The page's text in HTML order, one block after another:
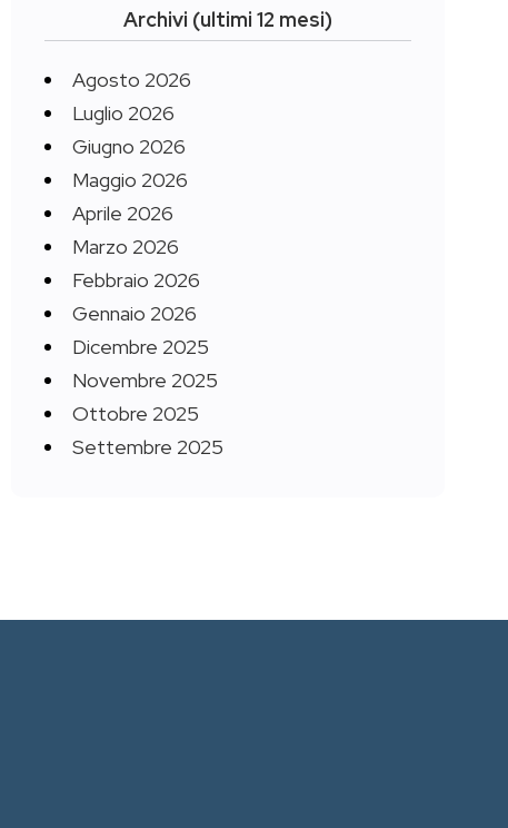
Archivi (ultimi 12 mesi)
Agosto 2026
Luglio 2026
Giugno 2026
Maggio 2026
Aprile 2026
Marzo 2026
Febbraio 2026
Gennaio 2026
Dicembre 2025
Novembre 2025
Ottobre 2025
Settembre 2025